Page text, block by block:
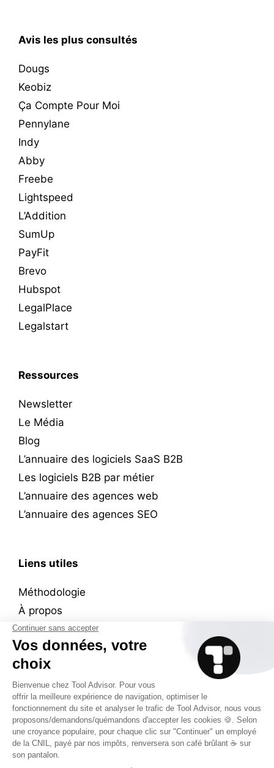
Avis les plus consultés
Dougs
Keobiz
Ça Compte Pour Moi
Pennylane
Indy
Abby
Freebe
Lightspeed
L’Addition
SumUp
PayFit
Brevo
Hubspot
LegalPlace
Legalstart
Ressources
Newsletter
Le Média
Blog
L’annuaire des logiciels SaaS B2B
Les logiciels B2B par métier
L’annuaire des agences web
L’annuaire des agences SEO
Liens utiles
Méthodologie
À propos
Wall of ❤️
Plan du site
Mentions légales
Contact